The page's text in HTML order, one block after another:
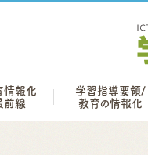
情報化
前線
学習指導要領/
教育の情報化